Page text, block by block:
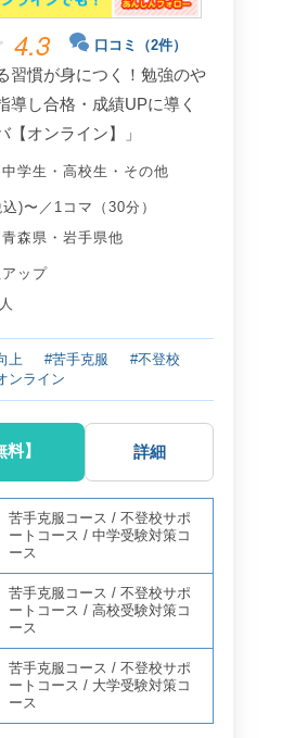
4.3 口コミ（2件）
習慣が身につく！勉強のや
導し合格・成績UPに導く
【オンライン】」
中学生 ・ 高校生 ・ その他
)〜／1コマ（30分）
青森県 ・ 岩手県他
ップ
上 #苦手克服
#不登校
ンライン
】 詳細
苦手克服コース /不登校サポ
ートコース /中学受験対策コ
ース
苦手克服コース /不登校サポ
ートコース /高校受験対策コ
ース
苦手克服コース /不登校サポ
ートコース /大学受験対策コ
ース